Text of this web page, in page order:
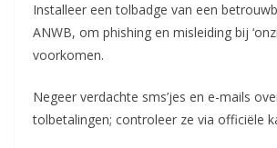
Installeer een tolbadge van een
ANWB, om phishing en misleiding bij
voorkomen.
Negeer verdachte sms’jes en e-mails
tolbetalingen; controleer ze via officiële